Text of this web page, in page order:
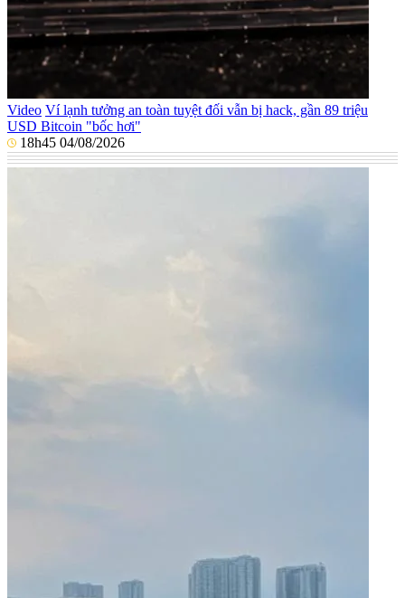
Video Ví lạnh tưởng an toàn tuyệt đối vẫn bị hack, gần 89 triệu
USD Bitcoin "bốc hơi"
18h45 04/08/2026